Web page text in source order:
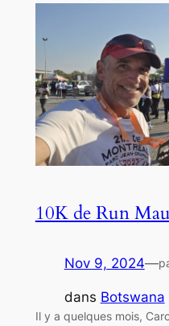
10K de Run
Nov 9, 2024—
dans Botswana
Il y a quelques mois,